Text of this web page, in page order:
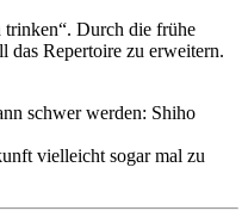
trinken“. Durch die frühe
das Repertoire zu erweitern.
schwer werden: Shiho
vielleicht sogar mal zu